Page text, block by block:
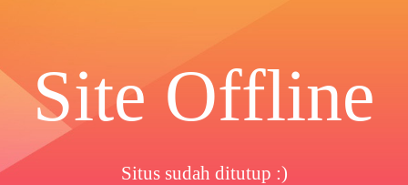
Site Offline
Situs sudah ditutup :)